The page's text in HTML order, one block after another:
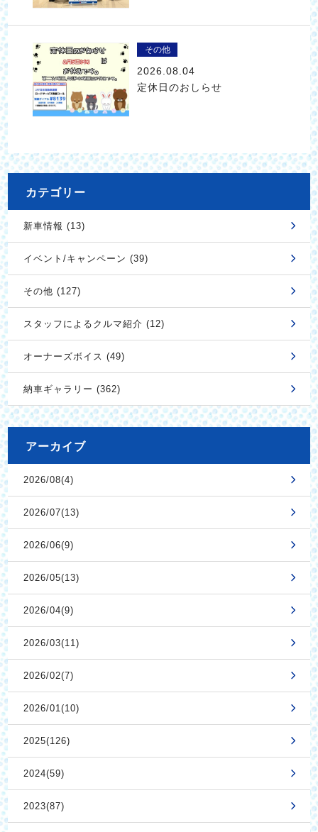
その他
2026.08.04
定休日のおしらせ
カテゴリー
新車情報 (13)
イベント/キャンペーン (39)
その他 (127)
スタッフによるクルマ紹介 (12)
オーナーズボイス (49)
納車ギャラリー (362)
アーカイブ
2026/08(4)
2026/07(13)
2026/06(9)
2026/05(13)
2026/04(9)
2026/03(11)
2026/02(7)
2026/01(10)
2025(126)
2024(59)
2023(87)